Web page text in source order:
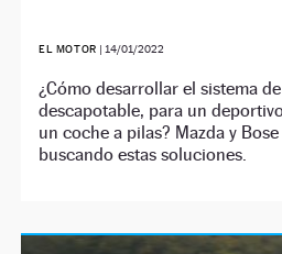
EL MOTOR | 14/01/2022
¿Cómo desarrollar el sistema
descapotable, para un
un coche a pilas? Mazda y
buscando estas soluciones.